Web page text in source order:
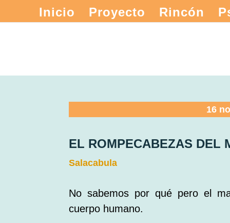
Inicio Proyecto Rincón
16
EL ROMPECABEZAS DEL
Salacabula
No sabemos por qué pero el
cuerpo humano.